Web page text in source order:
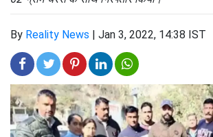
By Reality News | Jan 3, 2022, 14:38 IST